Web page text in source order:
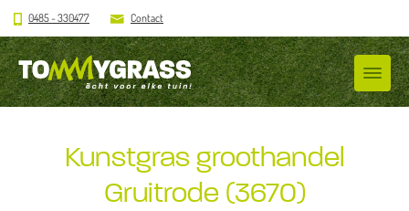
0485 - 330477 Contact
Kunstgras groothandel
Gruitrode (3670)